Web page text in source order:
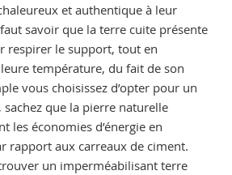
et authentique à leur
savoir que la terre cuite présente
respirer le support, tout en
température, du fait de son
vous choisissez d’opter pour un
que la pierre naturelle
les économies d’énergie en
rapport aux carreaux de ciment.
un imperméabilisant terre